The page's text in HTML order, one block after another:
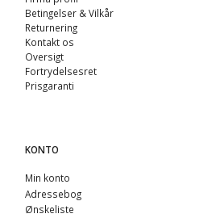
Betingelser & Vilkår
Returnering
Kontakt os
Oversigt
Fortrydelsesret
Prisgaranti
KONTO
Min konto
Adressebog
Ønskeliste